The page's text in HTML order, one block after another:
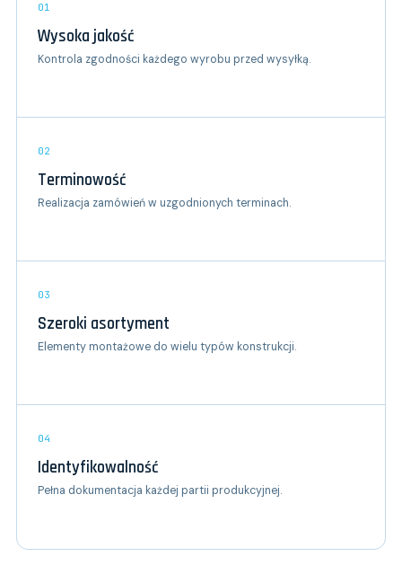
01
Wysoka jakość
Kontrola zgodności każdego wyrobu przed wysyłką.
02
Terminowość
Realizacja zamówień w uzgodnionych terminach.
03
Szeroki asortyment
Elementy montażowe do wielu typów konstrukcji.
04
Identyfikowalność
Pełna dokumentacja każdej partii produkcyjnej.